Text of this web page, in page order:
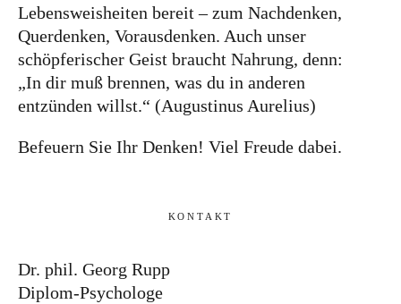
Lebensweisheiten bereit – zum Nachdenken,
Querdenken, Vorausdenken. Auch unser
schöpferischer Geist braucht Nahrung, denn:
„In dir muß brennen, was du in anderen
entzünden willst.“ (Augustinus Aurelius)
Befeuern Sie Ihr Denken! Viel Freude dabei.
KONTAKT
Dr. phil. Georg Rupp
Diplom-Psychologe